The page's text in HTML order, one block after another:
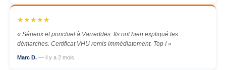
★★★★★
« Sérieux et ponctuel à Varreddes. Ils ont bien expliqué les
démarches. Certificat VHU remis immédiatement. Top ! »
Marc D. — il y a 2 mois